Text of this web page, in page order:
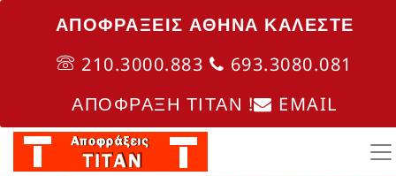
ΑΠΟΦΡΑΞΕΙΣ ΑΘΗΝΑ ΚΑΛΈΣΤΕ
210.3000.883
693.3080.081
ΑΠΟΦΡΑΞΗ ΤΙΤΑΝ !
EMAIL